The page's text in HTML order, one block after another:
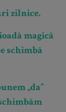
zilnice.
magică
schimbă
„da”